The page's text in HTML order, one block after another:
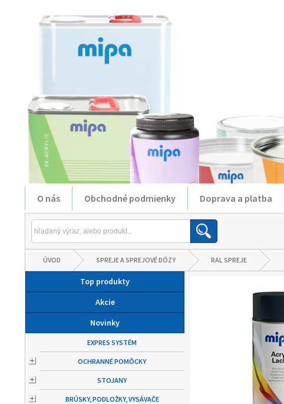
O nás Obchodné podmienky Doprava a platba
ÚVOD SPREJE A SPREJOVÉ DÓZY RAL SPREJE
Top produkty
Akcie
Novinky
EXPRES SYSTÉM
OCHRANNÉ POMÔCKY
STOJANY
BRÚSKY, PODLOŽKY, VYSÁVAČE